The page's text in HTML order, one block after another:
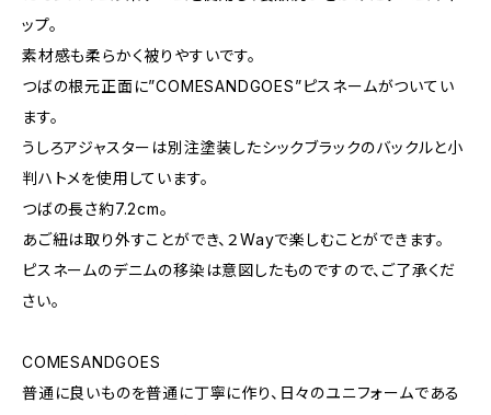
ップ。
素材感も柔らかく被りやすいです。
つばの根元正面に”COMESANDGOES”ピスネームがついてい
ます。
うしろアジャスターは別注塗装したシックブラックのバックルと小
判ハトメを使用しています。
つばの長さ約7.2cm。
あご紐は取り外すことができ、２Wayで楽しむことができます。
ピスネームのデニムの移染は意図したものですので、ご了承くだ
さい。
COMESANDGOES
普通に良いものを普通に丁寧に作り、日々のユニフォームである